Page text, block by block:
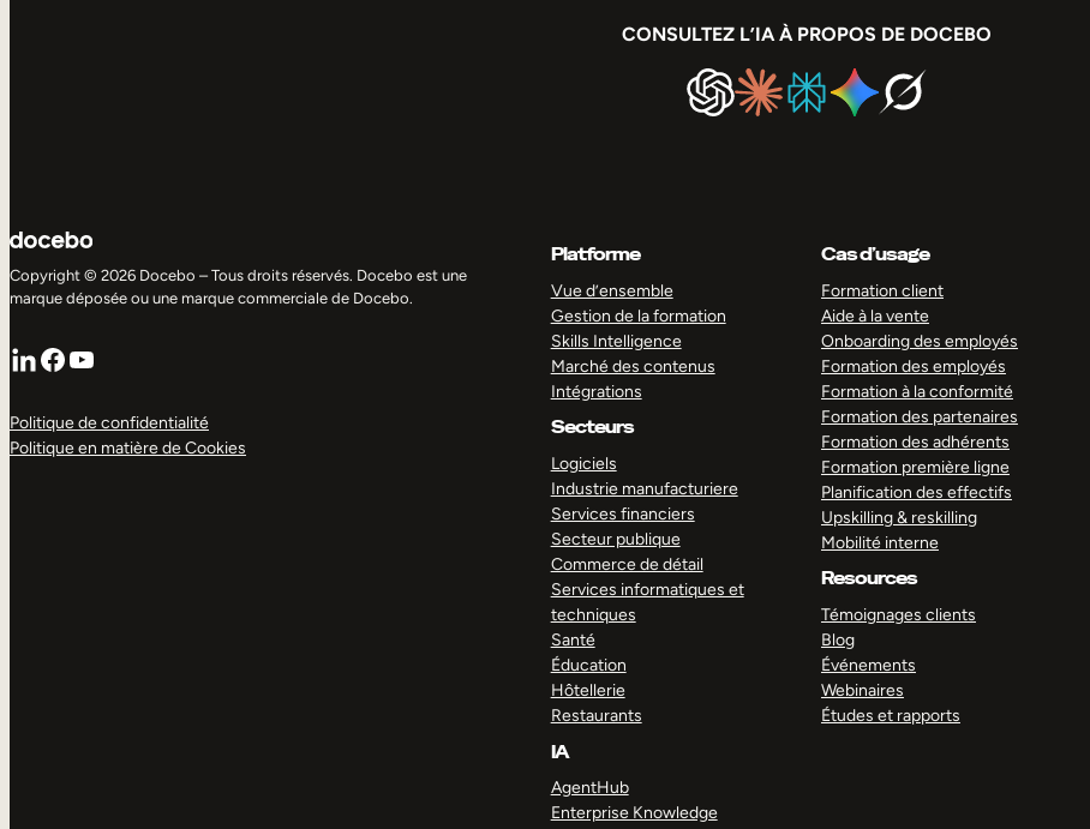
CONSULTEZ L’IA À PROPOS DE DOCEBO
Copyright © 2026 Docebo – Tous droits réservés. Docebo est une
marque déposée ou une marque commerciale de Docebo.
LinkedIn
Facebook
YouTube
Politique de confidentialité
Politique en matière de Cookies
Platforme
Vue d’ensemble
Gestion de la formation
Skills Intelligence
Marché des contenus
Intégrations
Secteurs
Logiciels
Industrie manufacturiere
Services financiers
Secteur publique
Commerce de détail
Services informatiques et
techniques
Santé
Éducation
Hôtellerie
Restaurants
IA
AgentHub
Enterprise Knowledge
Cas d’usage
Formation client
Aide à la vente
Onboarding des employés
Formation des employés
Formation à la conformité
Formation des partenaires
Formation des adhérents
Formation première ligne
Planification des effectifs
Upskilling & reskilling
Mobilité interne
Resources
Témoignages clients
Blog
Événements
Webinaires
Études et rapports